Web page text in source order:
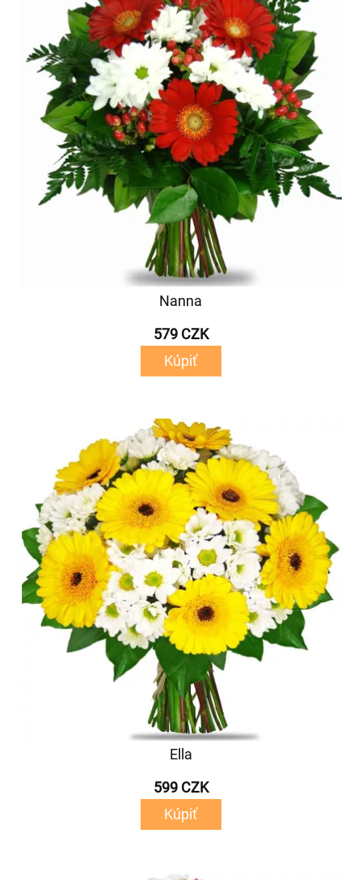
Nanna
579 CZK
Kúpiť
Ella
599 CZK
Kúpiť